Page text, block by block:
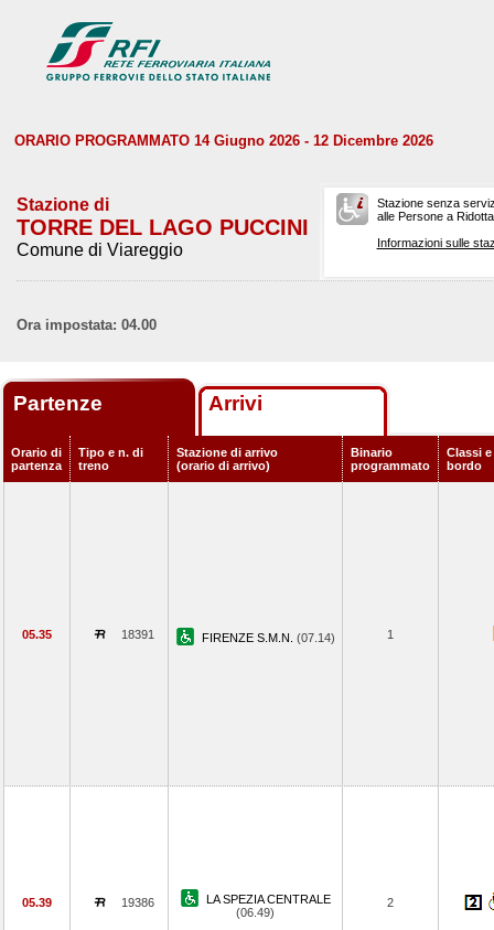
ORARIO PROGRAMMATO 14 Giugno 2026 - 12 Dicembre 2026
Stazione di
TORRE DEL LAGO PUCCINI
Comune di Viareggio
Stazione senza
alle Persone a
Informazioni sulle
Ora impostata: 04.00
Partenze Arrivi
Orario di
partenza
Tipo e n. di
treno
Stazione di arrivo
(orario di arrivo)
Binario
programmato
Classi
bordo
05.35 18391 FIRENZE S.M.N. (07.14) 1
05.39 19386
LA SPEZIA CENTRALE
(06.49)
2